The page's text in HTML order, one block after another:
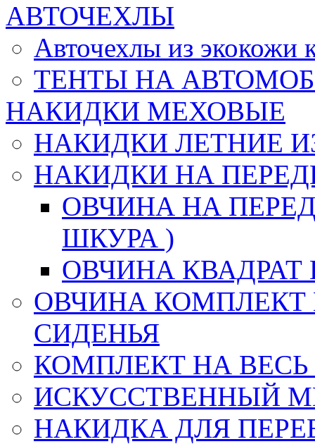
АВТОЧЕХЛЫ
Авточехлы из
ТЕНТЫ НА
НАКИДКИ МЕХОВЫЕ
НАКИДКИ ЛЕТНИЕ
НАКИДКИ НА
ОВЧИНА НА
ШКУРА )
ОВЧИНА КВАДРАТ
ОВЧИНА КОМПЛЕКТ
СИДЕНЬЯ
КОМПЛЕКТ НА
ИСКУССТВЕННЫЙ
НАКИДКА ДЛЯ